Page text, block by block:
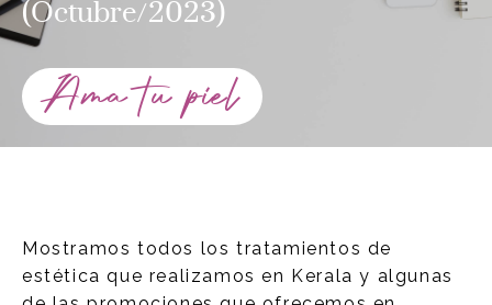
(Octubre/2023)
Ama tu piel
Mostramos todos los tratamientos de
estética que realizamos en Kerala y algunas